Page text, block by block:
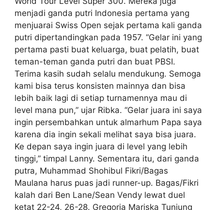
menjadi ganda putri Indonesia pertama yang
menjuarai Swiss Open sejak pertama kali ganda
putri dipertandingkan pada 1957. “Gelar ini yang
pertama pasti buat keluarga, buat pelatih, buat
teman-teman ganda putri dan buat PBSI.
Terima kasih sudah selalu mendukung. Semoga
kami bisa terus konsisten mainnya dan bisa
lebih baik lagi di setiap turnamennya mau di
level mana pun,” ujar Ribka. “Gelar juara ini saya
ingin persembahkan untuk almarhum Papa saya
karena dia ingin sekali melihat saya bisa juara.
Ke depan saya ingin juara di level yang lebih
tinggi,” timpal Lanny. Sementara itu, dari ganda
putra, Muhammad Shohibul Fikri/Bagas
Maulana harus puas jadi runner-up. Bagas/Fikri
kalah dari Ben Lane/Sean Vendy lewat duel
ketat 22-24, 26-28. Gregoria Mariska Tunjung